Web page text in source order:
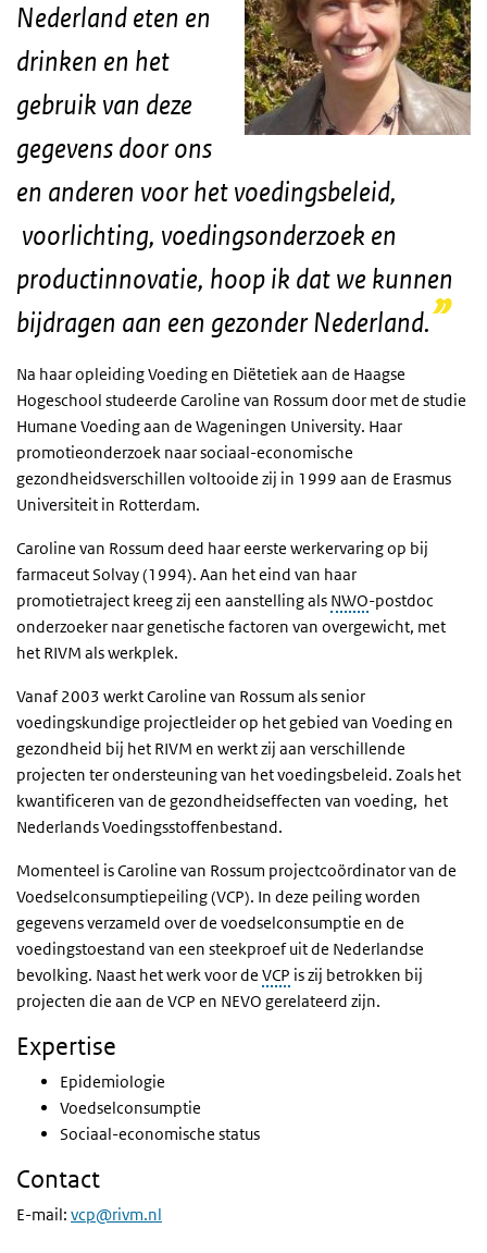
Nederland eten en
drinken en het
gebruik van deze
gegevens door ons
en anderen voor het voedingsbeleid,
voorlichting, voedingsonderzoek en
productinnovatie, hoop ik dat we kunnen
bijdragen aan een gezonder Nederland.
Na haar opleiding Voeding en Diëtetiek aan de Haagse
Hogeschool studeerde Caroline van Rossum door met de studie
Humane Voeding aan de Wageningen University. Haar
promotieonderzoek naar sociaal-economische
gezondheidsverschillen voltooide zij in 1999 aan de Erasmus
Universiteit in Rotterdam.
Caroline van Rossum deed haar eerste werkervaring op bij
farmaceut Solvay (1994). Aan het eind van haar
promotietraject kreeg zij een aanstelling als NWO-postdoc
onderzoeker naar genetische factoren van overgewicht, met
het RIVM als werkplek.
Vanaf 2003 werkt Caroline van Rossum als senior
voedingskundige projectleider op het gebied van Voeding en
gezondheid bij het RIVM en werkt zij aan verschillende
projecten ter ondersteuning van het voedingsbeleid. Zoals het
kwantificeren van de gezondheidseffecten van voeding, het
Nederlands Voedingsstoffenbestand.
Momenteel is Caroline van Rossum projectcoördinator van de
Voedselconsumptiepeiling (VCP). In deze peiling worden
gegevens verzameld over de voedselconsumptie en de
voedingstoestand van een steekproef uit de Nederlandse
bevolking. Naast het werk voor de VCP is zij betrokken bij
projecten die aan de VCP en NEVO gerelateerd zijn.
Expertise
Epidemiologie
Voedselconsumptie
Sociaal-economische status
Contact
E-mail: vcp@rivm.nl